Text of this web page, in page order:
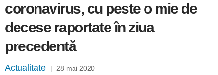
coronavirus, cu peste o mie de
decese raportate în ziua
precedentă
Actualitate | 28 mai 2020